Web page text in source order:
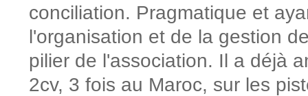
conciliation. Pragmatique et
l'organisation et de la gestion
pilier de l'association. Il a déjà
2cv, 3 fois au Maroc, sur les